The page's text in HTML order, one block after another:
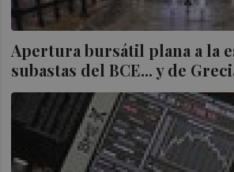
Apertura bursátil plana a la
subastas del BCE... y de